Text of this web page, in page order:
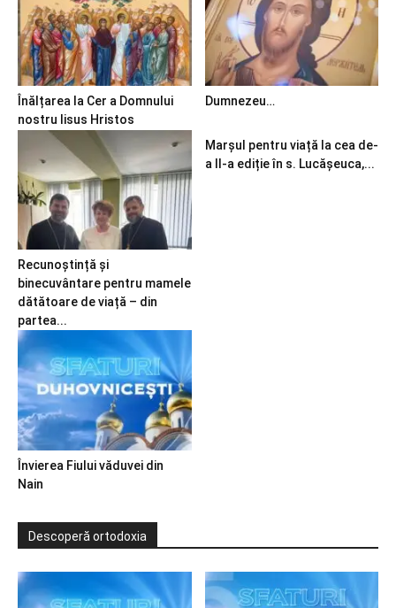
Înălțarea la Cer a Domnului
nostru Iisus Hristos
Dumnezeu…
Recunoștință și
binecuvântare pentru mamele
dătătoare de viață – din
partea...
Marșul pentru viață la cea de-
a II-a ediție în s. Lucășeuca,...
Învierea Fiului văduvei din
Nain
Descoperă ortodoxia